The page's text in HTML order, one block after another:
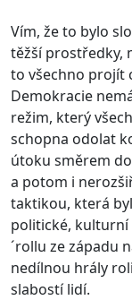
Vím, že to bylo
těžší prostředky,
to všechno projít
Demokracie
režim, který
schopna odolat
útoku směrem
a potom i
taktikou, která
politické, kulturní
´rollu ze západu
nedílnou hrály
slabostí lidí.